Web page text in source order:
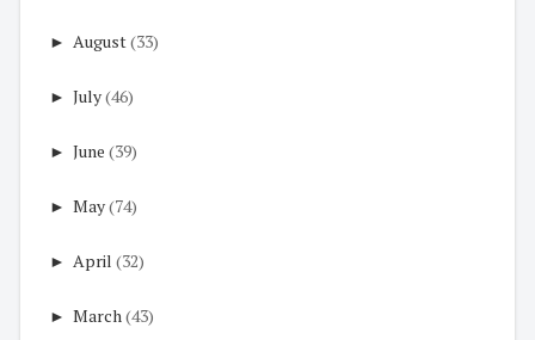
► August(33)
► July(46)
► June (39)
► May(74)
► April (32)
► March(43)